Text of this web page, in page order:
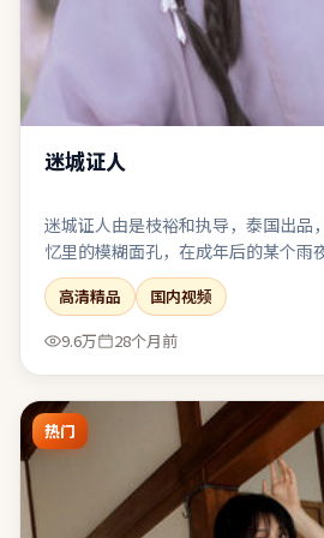
迷城证人
迷城证人由是枝裕和执导，泰国出品
忆里的模糊面孔，在成年后的某个雨
期贴近角色面部与肢体，以细腻表演
格统一，色调与构图共同服务于主题表
高清精品
国内视频
9.6万
28个月前
热门